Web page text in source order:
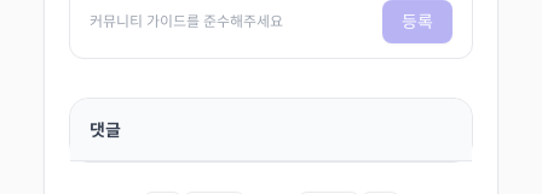
커뮤니티 가이드를 준수해주세요 등록
댓글